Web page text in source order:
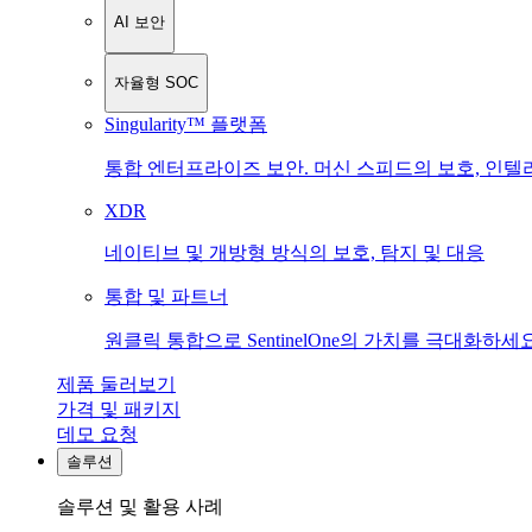
AI 보안
자율형 SOC
Singularity™ 플랫폼
통합 엔터프라이즈 보안. 머신 스피드의 보호, 인텔
XDR
네이티브 및 개방형 방식의 보호, 탐지 및 대응
통합 및 파트너
원클릭 통합으로 SentinelOne의 가치를 극대화하세
제품 둘러보기
가격 및 패키지
데모 요청
솔루션
솔루션 및 활용 사례